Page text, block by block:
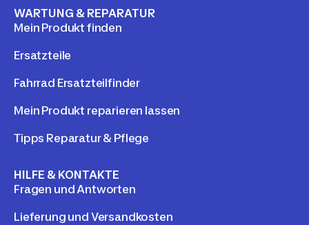
WARTUNG & REPARATUR
Mein Produkt finden
Ersatzteile
Fahrrad Ersatzteilfinder
Mein Produkt reparieren lassen
Tipps Reparatur & Pflege
HILFE & KONTAKTE
Fragen und Antworten
Lieferung und Versandkosten